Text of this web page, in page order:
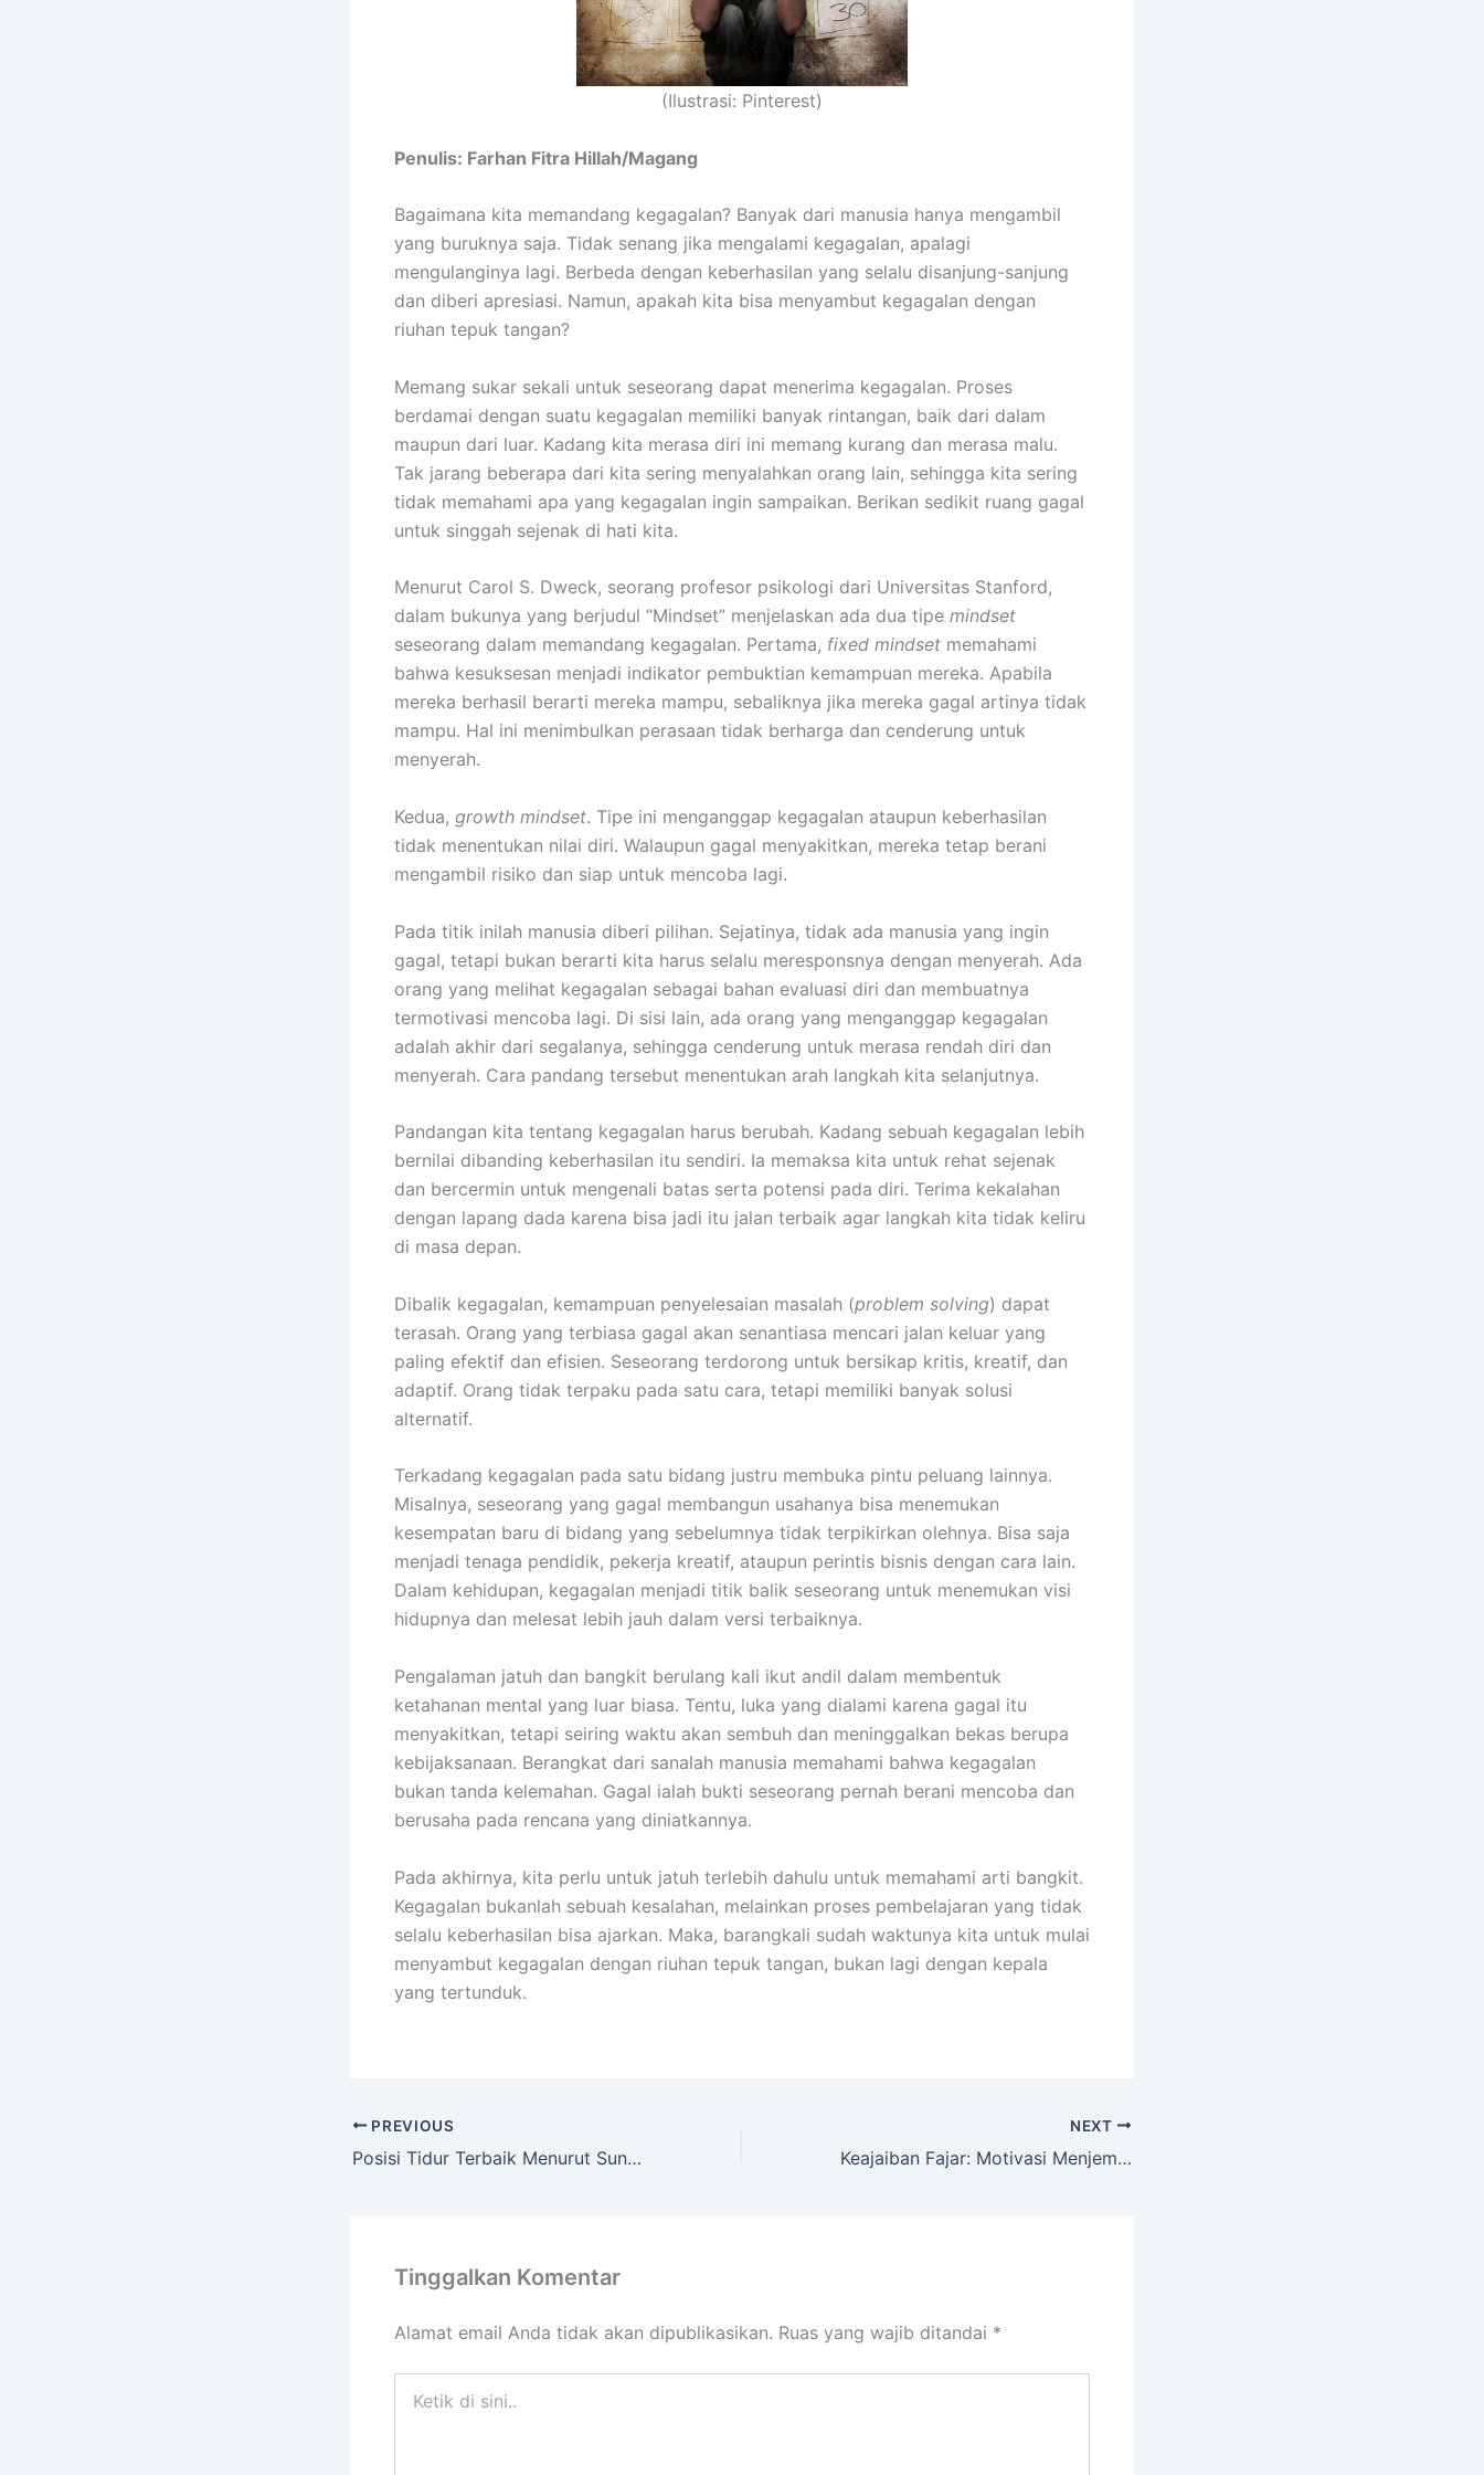
(Ilustrasi: Pinterest)
Penulis: Farhan Fitra Hillah/Magang
Bagaimana kita memandang kegagalan? Banyak dari manusia hanya mengambil
yang buruknya saja. Tidak senang jika mengalami kegagalan, apalagi
mengulanginya lagi. Berbeda dengan keberhasilan yang selalu disanjung-sanjung
dan diberi apresiasi. Namun, apakah kita bisa menyambut kegagalan dengan
riuhan tepuk tangan?
Memang sukar sekali untuk seseorang dapat menerima kegagalan. Proses
berdamai dengan suatu kegagalan memiliki banyak rintangan, baik dari dalam
maupun dari luar. Kadang kita merasa diri ini memang kurang dan merasa malu.
Tak jarang beberapa dari kita sering menyalahkan orang lain, sehingga kita sering
tidak memahami apa yang kegagalan ingin sampaikan. Berikan sedikit ruang gagal
untuk singgah sejenak di hati kita.
Menurut Carol S. Dweck, seorang profesor psikologi dari Universitas Stanford,
dalam bukunya yang berjudul “Mindset” menjelaskan ada dua tipe mindset
seseorang dalam memandang kegagalan. Pertama, fixed mindset memahami
bahwa kesuksesan menjadi indikator pembuktian kemampuan mereka. Apabila
mereka berhasil berarti mereka mampu, sebaliknya jika mereka gagal artinya tidak
mampu. Hal ini menimbulkan perasaan tidak berharga dan cenderung untuk
menyerah.
Kedua, growth mindset. Tipe ini menganggap kegagalan ataupun keberhasilan
tidak menentukan nilai diri. Walaupun gagal menyakitkan, mereka tetap berani
mengambil risiko dan siap untuk mencoba lagi.
Pada titik inilah manusia diberi pilihan. Sejatinya, tidak ada manusia yang ingin
gagal, tetapi bukan berarti kita harus selalu meresponsnya dengan menyerah. Ada
orang yang melihat kegagalan sebagai bahan evaluasi diri dan membuatnya
termotivasi mencoba lagi. Di sisi lain, ada orang yang menganggap kegagalan
adalah akhir dari segalanya, sehingga cenderung untuk merasa rendah diri dan
menyerah. Cara pandang tersebut menentukan arah langkah kita selanjutnya.
Pandangan kita tentang kegagalan harus berubah. Kadang sebuah kegagalan lebih
bernilai dibanding keberhasilan itu sendiri. Ia memaksa kita untuk rehat sejenak
dan bercermin untuk mengenali batas serta potensi pada diri. Terima kekalahan
dengan lapang dada karena bisa jadi itu jalan terbaik agar langkah kita tidak keliru
di masa depan.
Dibalik kegagalan, kemampuan penyelesaian masalah (problem solving) dapat
terasah. Orang yang terbiasa gagal akan senantiasa mencari jalan keluar yang
paling efektif dan efisien. Seseorang terdorong untuk bersikap kritis, kreatif, dan
adaptif. Orang tidak terpaku pada satu cara, tetapi memiliki banyak solusi
alternatif.
Terkadang kegagalan pada satu bidang justru membuka pintu peluang lainnya.
Misalnya, seseorang yang gagal membangun usahanya bisa menemukan
kesempatan baru di bidang yang sebelumnya tidak terpikirkan olehnya. Bisa saja
menjadi tenaga pendidik, pekerja kreatif, ataupun perintis bisnis dengan cara lain.
Dalam kehidupan, kegagalan menjadi titik balik seseorang untuk menemukan visi
hidupnya dan melesat lebih jauh dalam versi terbaiknya.
Pengalaman jatuh dan bangkit berulang kali ikut andil dalam membentuk
ketahanan mental yang luar biasa. Tentu, luka yang dialami karena gagal itu
menyakitkan, tetapi seiring waktu akan sembuh dan meninggalkan bekas berupa
kebijaksanaan. Berangkat dari sanalah manusia memahami bahwa kegagalan
bukan tanda kelemahan. Gagal ialah bukti seseorang pernah berani mencoba dan
berusaha pada rencana yang diniatkannya.
Pada akhirnya, kita perlu untuk jatuh terlebih dahulu untuk memahami arti bangkit.
Kegagalan bukanlah sebuah kesalahan, melainkan proses pembelajaran yang tidak
selalu keberhasilan bisa ajarkan. Maka, barangkali sudah waktunya kita untuk mulai
menyambut kegagalan dengan riuhan tepuk tangan, bukan lagi dengan kepala
yang tertunduk.
PREVIOUS
Posisi Tidur Terbaik Menurut Sunnah Rasulullah
NEXT
Keajaiban Fajar: Motivasi Menjemput Keberkahan di Waktu Pagi
Tinggalkan Komentar
Alamat email Anda tidak akan dipublikasikan. Ruas yang wajib ditandai *